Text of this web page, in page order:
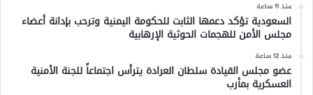
منذ 11 ساعة
السعودية تؤكد دعمها الثابت للحكومة اليمنية وترحب بإدانة أعضاء
مجلس الأمن للهجمات الحوثية الإرهابية
منذ 12 ساعة
عضو مجلس القيادة سلطان العرادة يترأس اجتماعاً للجنة الأمنية
العسكرية بمأرب